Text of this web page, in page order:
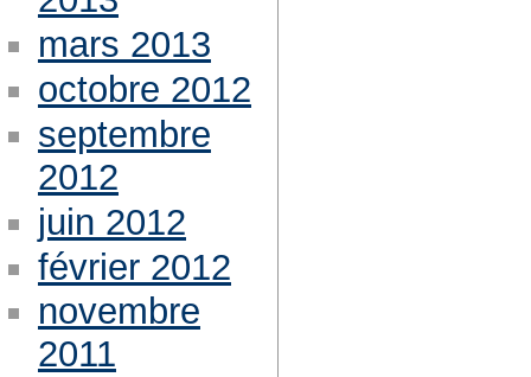
mars 2013
octobre 2012
septembre
2012
juin 2012
février 2012
novembre
2011